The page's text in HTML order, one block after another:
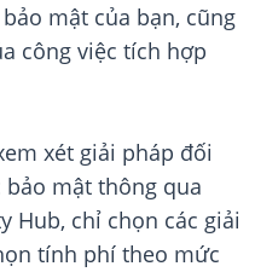
mật của bạn, cũng
công việc tích hợp
xét giải pháp đối
mật thông qua
Hub, chỉ chọn các giải
tính phí theo mức